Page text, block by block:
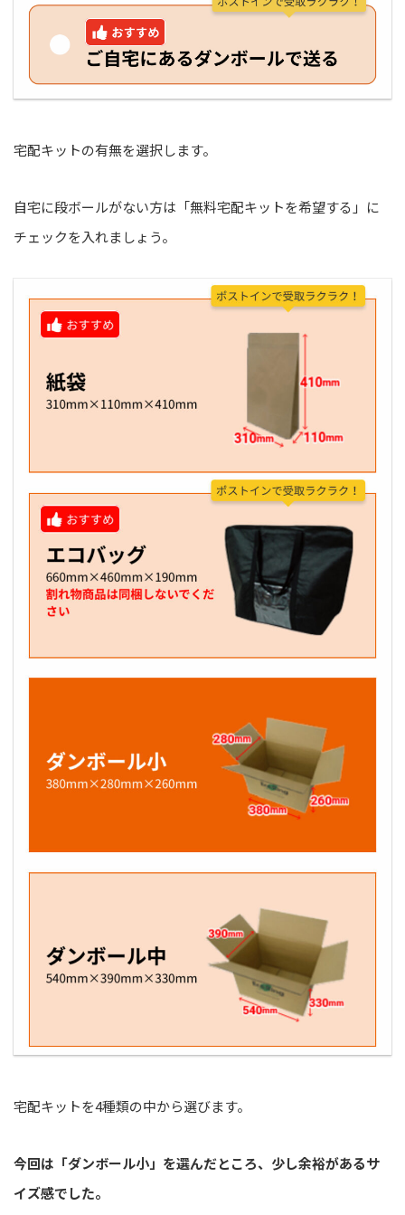
宅配キットの有無を選択します。
自宅に段ボールがない方は「無料宅配キットを希望する」に
チェックを入れましょう。
宅配キットを4種類の中から選びます。
今回は「ダンボール小」を選んだところ、少し余裕があるサ
イズ感でした。